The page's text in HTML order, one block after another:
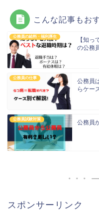
こんな記事もお
公務員の給料・福利厚生
【知
の公務
公務員の仕事
公務員
らケー
公務員試験対策 公務員
スポンサーリンク